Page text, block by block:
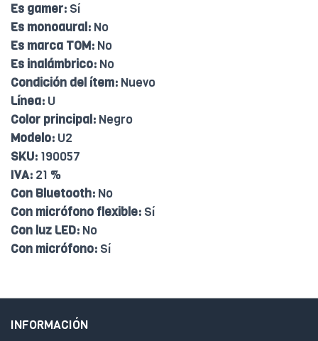
Es gamer: Sí
Es monoaural: No
Es marca TOM: No
Es inalámbrico: No
Condición del ítem: Nuevo
Línea: U
Color principal: Negro
Modelo: U2
SKU: 190057
IVA: 21 %
Con Bluetooth: No
Con micrófono flexible: Sí
Con luz LED: No
Con micrófono: Sí
INFORMACIÓN